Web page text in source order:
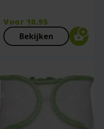
Voor 10.95
Bekijken